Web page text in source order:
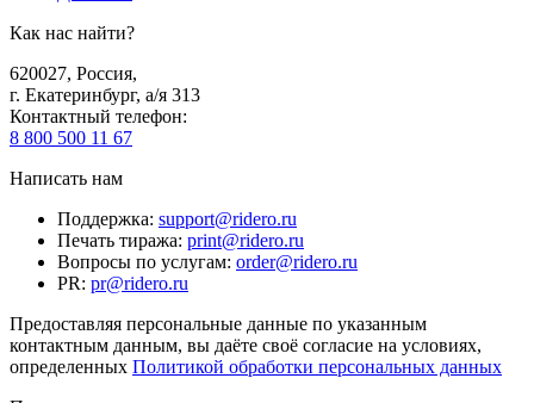
Как нас найти?
620027, Россия,
г. Екатеринбург, а/я 313
Контактный телефон:
8 800 500 11 67
Написать нам
Поддержка: support@ridero.ru
Печать тиража: print@ridero.ru
Вопросы по услугам: order@ridero.ru
PR: pr@ridero.ru
Предоставляя персональные данные по указанным
контактным данным, вы даёте своё согласие на условиях,
определенных Политикой обработки персональных данных